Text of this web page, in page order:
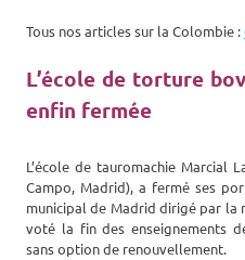
Tous nos articles sur la Colombie :
L’école de torture
enfin fermée
L’école de tauromachie Marcial
Campo, Madrid), a fermé ses
municipal de Madrid dirigé par la
voté la fin des enseignements
sans option de renouvellement.